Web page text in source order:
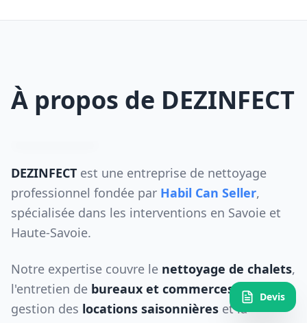
À propos de DEZINFECT
DEZINFECT est une entreprise de nettoyage
professionnel fondée par Habil Can Seller,
spécialisée dans les interventions en Savoie et
Haute-Savoie.
Notre expertise couvre le nettoyage de chalets,
l'entretien de bureaux et commerces, la
gestion des locations saisonnières et la
Devis